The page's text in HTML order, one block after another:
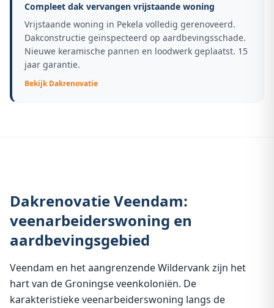
Compleet dak vervangen vrijstaande woning
Vrijstaande woning in Pekela volledig gerenoveerd.
Dakconstructie geïnspecteerd op aardbevingsschade.
Nieuwe keramische pannen en loodwerk geplaatst. 15
jaar garantie.
BekijkDakrenovatie
Dakrenovatie Veendam:
veenarbeiderswoning en
aardbevingsgebied
Veendam en het aangrenzende Wildervank zijn het
hart van de Groningse veenkoloniën. De
karakteristieke veenarbeiderswoning langs de